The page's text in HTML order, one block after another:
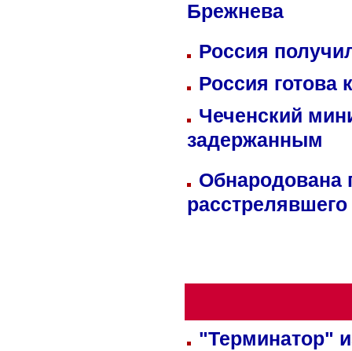
Брежнева
Россия
Россия готова
Чеченский
задержанным
Обнародована
"Терминатор"